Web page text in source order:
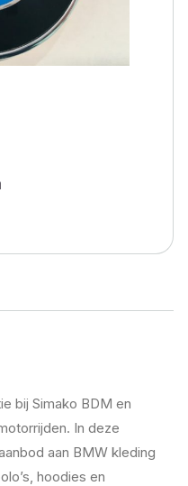
bij Simako BDM en
In deze
aan BMW kleding
hoodies en